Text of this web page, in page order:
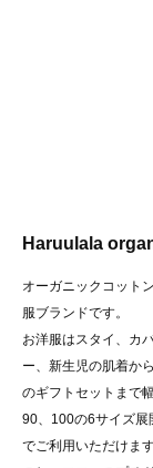
Haruulala
オーガニックコット
服ブランドです。
お洋服はスタイ、カ
ー、新生児の肌着か
のギフトセットまで
90、100の6サイズ展
でご利用いただけま